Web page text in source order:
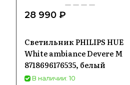
28 990 ₽
Светильник PHILIPS HUE
White ambiance Devere M
8718696176535, белый
В наличии: 10